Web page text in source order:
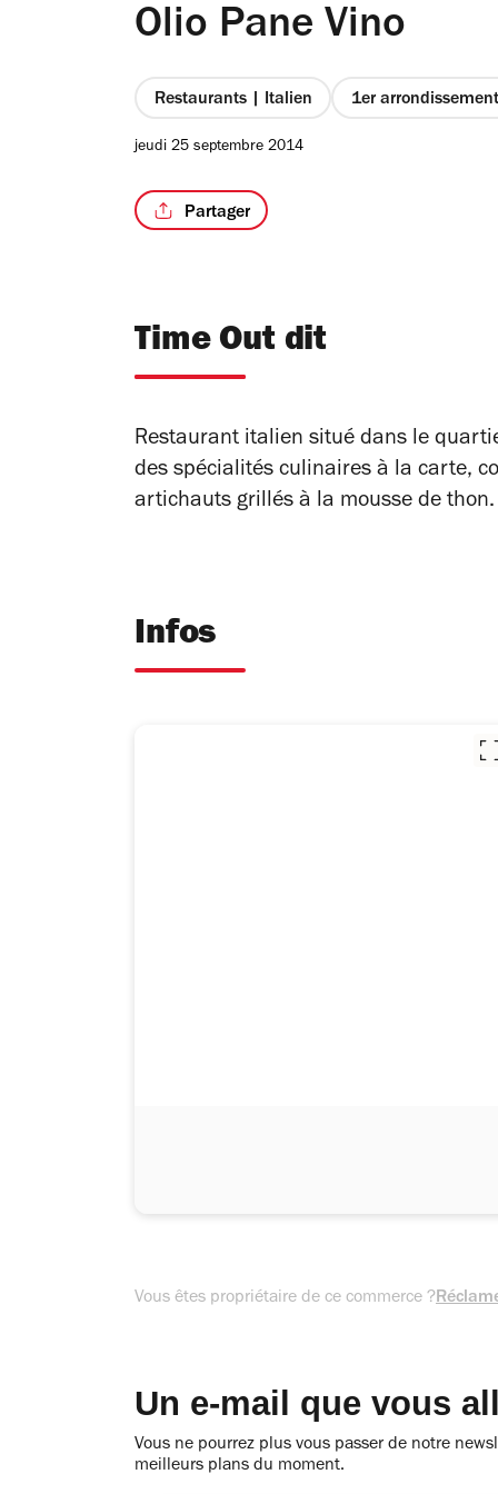
Olio Pane Vino
Restaurants | Italien 1er arrondissement
jeudi 25 septembre 2014
Partager
Time Out dit
Restaurant italien situé dans le
des spécialités culinaires à la carte,
artichauts grillés à la mousse de
Infos
Vous êtes propriétaire de ce commerce ?
Un e-mail que vous
Vous ne pourrez plus vous passer de notre
meilleurs plans du moment.